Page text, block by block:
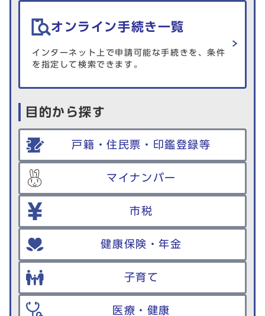
オンライン手続き一覧
インターネット上で申請可能な手続きを、条件
を指定して検索できます。
目的から探す
戸籍・住民票・印鑑登録等
マイナンバー
市税
健康保険・年金
子育て
医療・健康